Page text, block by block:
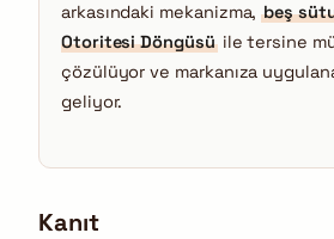
arkasındaki mekanizma,beş
Otoritesi Döngüsüile tersine
çözülüyor ve markanıza
geliyor.
Kanıt